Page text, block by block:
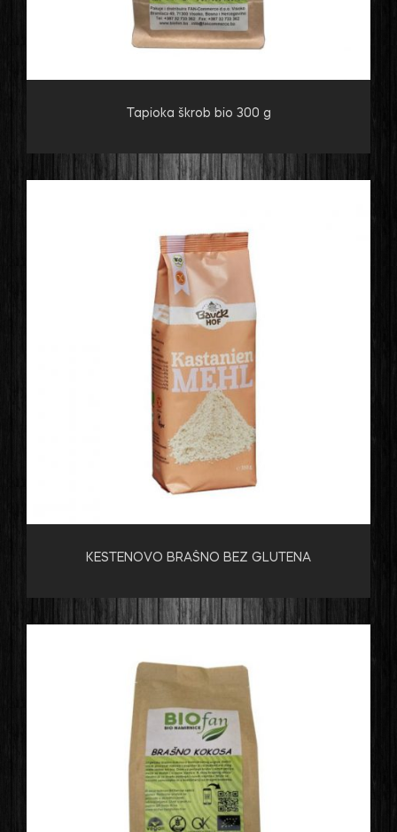
Tapioka škrob bio 300 g
KESTENOVO BRAŠNO BEZ GLUTENA